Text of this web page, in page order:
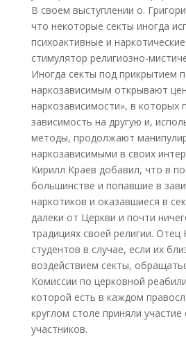
В своем выступлении о.
что некоторые секты иногда
психоактивные и
стимулятор религиозно-
Иногда секты под прикрытием
наркозависимым открывают
наркозависимости», в которых
зависимость на другую и,
методы, продолжают
наркозависимыми в своих
Кирилл Краев добавил, что в
большинстве и попавшие в
наркотиков и оказавшиеся в
далеки от Церкви и почти
традициях своей религии. Отец
студентов в случае, если их
воздействием секты,
Комиссии по церковной
которой есть в каждом
круглом столе приняли участие
участников.